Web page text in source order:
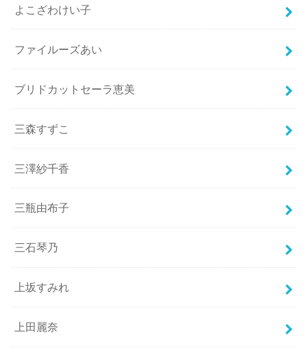
よこざわけい子
ファイルーズあい
ブリドカットセーラ恵美
三森すずこ
三澤紗千香
三瓶由布子
三石琴乃
上坂すみれ
上田麗奈